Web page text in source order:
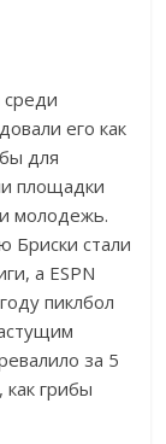
среди
его как
для
площадки
молодежь.
стали
а ESPN
пиклбол
за 5
как грибы